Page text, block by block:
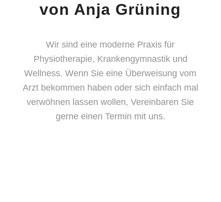
von Anja Grüning
Wir sind eine moderne Praxis für
Physiotherapie, Krankengymnastik und
Wellness. Wenn Sie eine Überweisung vom
Arzt bekommen haben oder sich einfach mal
verwöhnen lassen wollen, Vereinbaren Sie
gerne einen Termin mit uns.